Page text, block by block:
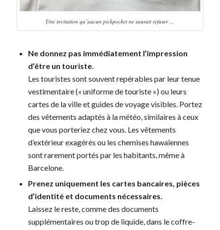
Une invitation qu’aucun pickpocket ne saurait refuser …
Ne donnez pas immédiatement l’impression
d’être un touriste.
Les touristes sont souvent repérables par leur tenue
vestimentaire (« uniforme de touriste ») ou leurs
cartes de la ville et guides de voyage visibles. Portez
des vêtements adaptés à la météo, similaires à ceux
que vous porteriez chez vous. Les vêtements
d’extérieur exagérés ou les chemises hawaïennes
sont rarement portés par les habitants, même à
Barcelone.
Prenez uniquement les cartes bancaires, pièces
d’identité et documents nécessaires.
Laissez le reste, comme des documents
supplémentaires ou trop de liquide, dans le coffre-